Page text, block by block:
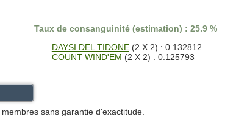
Taux de consanguinité (estimation) : 25.9 %
DAYSI DEL TIDONE(2 X 2) : 0.132812
COUNT WIND'EM (2 X 2) : 0.125793
sans garantie d'exactitude.